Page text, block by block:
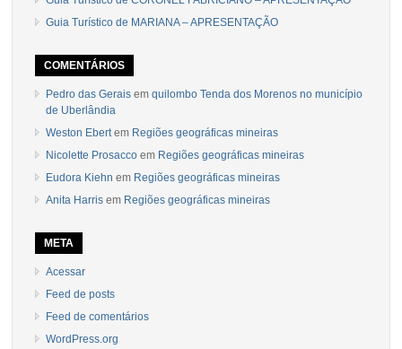
Guia Turístico de MARIANA – APRESENTAÇÃO
COMENTÁRIOS
Pedro das Gerais emquilombo Tenda dos Morenos no município
de Uberlândia
Weston Ebertem Regiões geográficas mineiras
Nicolette Prosacco em Regiões geográficas mineiras
Eudora Kiehn em Regiões geográficas mineiras
Anita Harris em Regiões geográficas mineiras
META
Acessar
Feed de posts
Feed de comentários
WordPress.org